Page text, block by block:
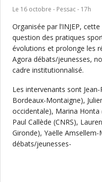
Le 16 octobre - Pessac - 17h
Organisée par l’INJEP,
question des pratiques
évolutions et prolonge les
Agora débats/jeunesses,
cadre institutionnalisé.
Les intervenants sont
Bordeaux-Montaigne),
occidentale), Marina Honta
Paul Callède (CNRS),
Gironde), Yaëlle
débats/jeunesses-